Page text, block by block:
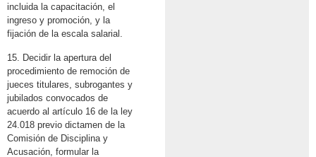
incluida la capacitación, el
ingreso y promoción, y la
fijación de la escala salarial.
15. Decidir la apertura del
procedimiento de remoción de
jueces titulares, subrogantes y
jubilados convocados de
acuerdo al artículo 16 de la ley
24.018 previo dictamen de la
Comisión de Disciplina y
Acusación, formular la